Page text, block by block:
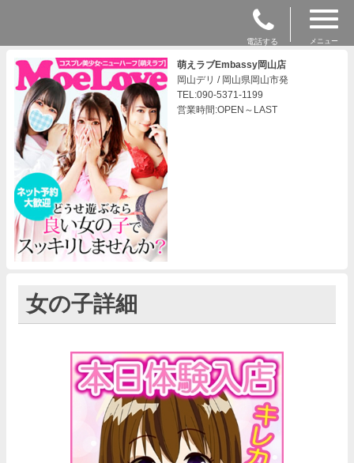
電話する メニュー
萌えラブEmbassy岡山店
岡山デリ / 岡山県岡山市発
TEL:090-5371-1199
営業時間:OPEN～LAST
女の子詳細